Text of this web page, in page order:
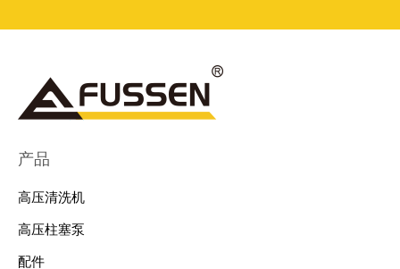
产品
高压清洗机
高压柱塞泵
配件